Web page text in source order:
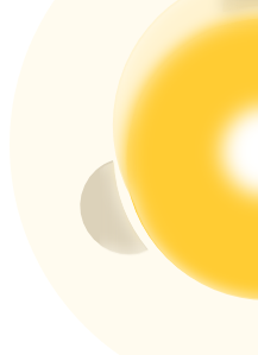
Centro de recompensas
Inscribirse